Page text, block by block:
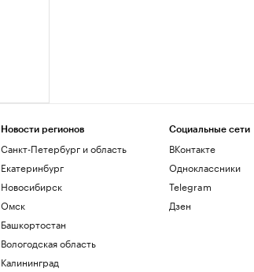
Новости регионов
Санкт-Петербург и область
Екатеринбург
Новосибирск
Омск
Башкортостан
Вологодская область
Калининград
Социальные сети
ВКонтакте
Одноклассники
Telegram
Дзен